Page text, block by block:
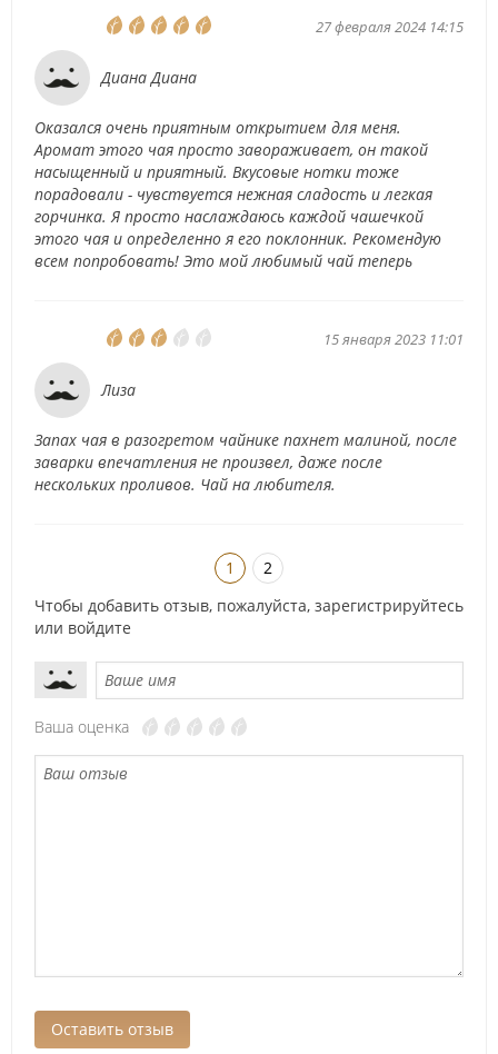
27 февраля 2024 14:15
Диана Диана
Оказался очень приятным открытием для меня.
Аромат этого чая просто завораживает, он такой
насыщенный и приятный. Вкусовые нотки тоже
порадовали - чувствуется нежная сладость и легкая
горчинка. Я просто наслаждаюсь каждой чашечкой
этого чая и определенно я его поклонник. Рекомендую
всем попробовать! Это мой любимый чай теперь
15 января 2023 11:01
Лиза
Запах чая в разогретом чайнике пахнет малиной, после
заварки впечатления не произвел, даже после
нескольких проливов. Чай на любителя.
1
2
Чтобы добавить отзыв, пожалуйста, зарегистрируйтесь
или войдите
Ваша оценка